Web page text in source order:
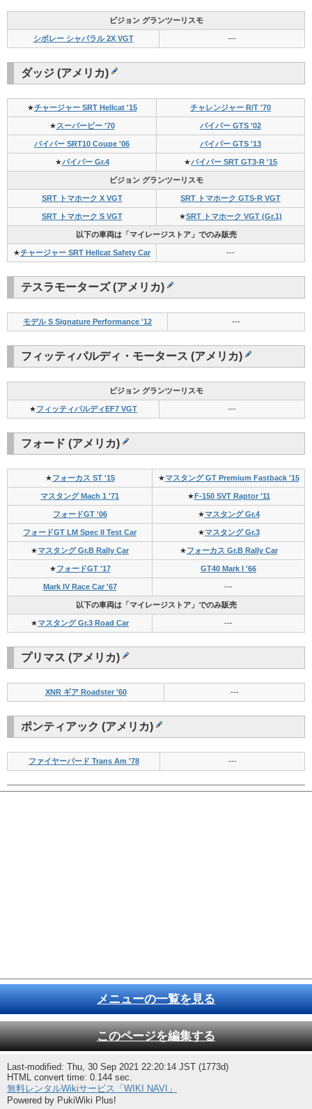
ビジョン グランツーリスモ
シボレー シャパラル 2X VGT ---
ダッジ (アメリカ)
★チャージャー SRT Hellcat '15 チャレンジャー R/T '70
★スーパービー '70 バイパー GTS '02
バイパー SRT10 Coupe '06 バイパー GTS '13
★バイパー Gr.4 ★バイパー SRT GT3-R '15
ビジョン グランツーリスモ
SRT トマホーク X VGT SRT トマホーク GTS-R VGT
SRT トマホーク S VGT ★SRT トマホーク VGT (Gr.1)
以下の車両は「マイレージストア」でのみ販売
★チャージャー SRT Hellcat Safety Car ---
テスラモーターズ (アメリカ)
モデル S Signature Performance '12 ---
フィッティパルディ・モータース (アメリカ)
ビジョン グランツーリスモ
★フィッティパルディEF7 VGT ---
フォード (アメリカ)
★フォーカス ST '15 ★マスタング GT Premium Fastback '15
マスタング Mach 1 '71 ★F-150 SVT Raptor '11
フォードGT '06 ★マスタング Gr.4
フォードGT LM Spec II Test Car ★マスタング Gr.3
★マスタング Gr.B Rally Car ★フォーカス Gr.B Rally Car
★フォードGT '17 GT40 Mark I '66
Mark IV Race Car '67 ---
以下の車両は「マイレージストア」でのみ販売
★マスタング Gr.3 Road Car ---
プリマス (アメリカ)
XNR ギア Roadster '60 ---
ポンティアック (アメリカ)
ファイヤーバード Trans Am '78 ---
メニューの一覧を見る
このページを編集する
Last-modified: Thu, 30 Sep 2021 22:20:14 JST (1773d)
HTML convert time: 0.144 sec.
無料レンタルWikiサービス「WIKI NAVI」
Powered by PukiWiki Plus!